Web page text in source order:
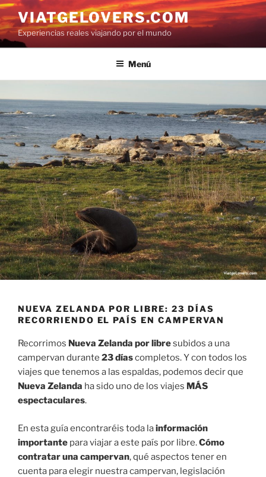
Saltar
al
contenido
VIATGELOVERS.COM
Experiencias reales viajando por el mundo
Menú
NUEVA ZELANDA POR LIBRE: 23 DÍAS
RECORRIENDO EL PAÍS EN CAMPERVAN
Recorrimos Nueva Zelanda por libresubidos a una
campervan durante 23 díascompletos. Y con todos los
viajes que tenemos a las espaldas, podemos decir que
Nueva Zelanda ha sido uno de los viajes MÁS
espectaculares.
En esta guía encontraréis toda lainformación
importante para viajar a este país por libre.Cómo
contratar una campervan, qué aspectos tener en
cuenta para elegir nuestra campervan, legislación